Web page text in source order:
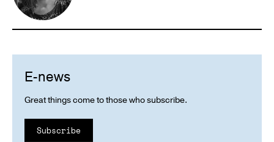
E-news
Great things come to those who subscribe.
Subscribe